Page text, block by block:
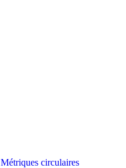
Métriques circulaires